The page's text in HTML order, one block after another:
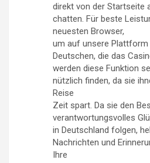
direkt von der Startseite
chatten. Für beste
neuesten Browser,
um auf unsere Plattform
Deutschen, die das
werden diese Funktion
nützlich finden, da sie
Reise
Zeit spart. Da sie den
verantwortungsvolles
in Deutschland folgen,
Nachrichten und
Ihre